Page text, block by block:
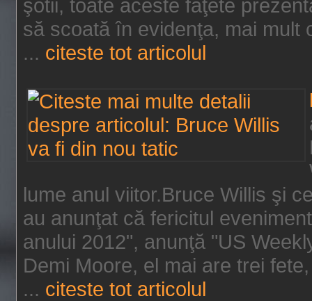
şotii, toate aceste faţete
să scoată în evidenţa, mai mult
... citeste tot articolul
lume anul viitor.Bruce Willis şi
au anunţat că fericitul
anului 2012", anunţă "US
Demi Moore, el mai are trei
... citeste tot articolul